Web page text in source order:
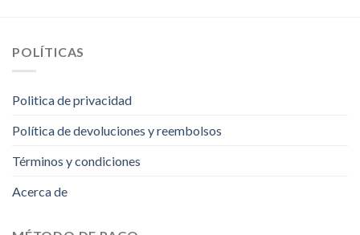
POLÍTICAS
Politica de privacidad
Política de devoluciones y reembolsos
Términos y condiciones
Acerca de